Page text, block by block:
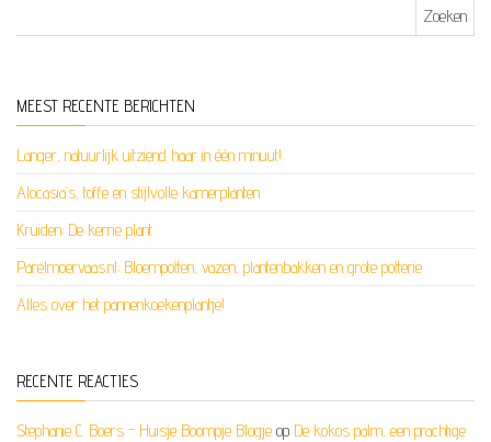
MEEST RECENTE BERICHTEN
Langer, natuurlijk uitziend haar in één minuut!
Alocasia’s, toffe en stijlvolle kamerplanten
Kruiden; De kerrie plant
Parelmoervaas.nl; Bloempotten, vazen, plantenbakken en grote potterie
Alles over het pannenkoekenplantje!
RECENTE REACTIES
Stephanie C. Boers - Huisje Boompje Blogje op De kokos palm, een prachtige